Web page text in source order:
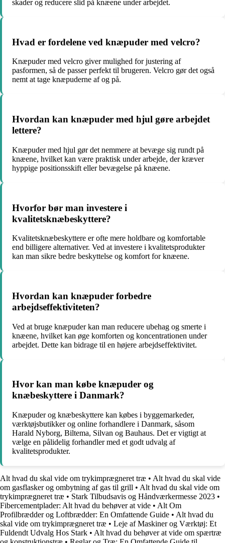
skader og reducere slid på knæene under arbejdet.
Hvad er fordelene ved knæpuder med velcro?
Knæpuder med velcro giver mulighed for justering af
pasformen, så de passer perfekt til brugeren. Velcro gør det også
nemt at tage knæpuderne af og på.
Hvordan kan knæpuder med hjul gøre arbejdet
lettere?
Knæpuder med hjul gør det nemmere at bevæge sig rundt på
knæene, hvilket kan være praktisk under arbejde, der kræver
hyppige positionsskift eller bevægelse på knæene.
Hvorfor bør man investere i
kvalitetsknæbeskyttere?
Kvalitetsknæbeskyttere er ofte mere holdbare og komfortable
end billigere alternativer. Ved at investere i kvalitetsprodukter
kan man sikre bedre beskyttelse og komfort for knæene.
Hvordan kan knæpuder forbedre
arbejdseffektiviteten?
Ved at bruge knæpuder kan man reducere ubehag og smerte i
knæene, hvilket kan øge komforten og koncentrationen under
arbejdet. Dette kan bidrage til en højere arbejdseffektivitet.
Hvor kan man købe knæpuder og
knæbeskyttere i Danmark?
Knæpuder og knæbeskyttere kan købes i byggemarkeder,
værktøjsbutikker og online forhandlere i Danmark, såsom
Harald Nyborg, Biltema, Silvan og Bauhaus. Det er vigtigt at
vælge en pålidelig forhandler med et godt udvalg af
kvalitetsprodukter.
Alt hvad du skal vide om trykimprægneret træ • Alt hvad du skal vide
om gasflasker og ombytning af gas til grill • Alt hvad du skal vide om
trykimprægneret træ • Stark Tilbudsavis og Håndværkermesse 2023 •
Fibercementplader: Alt hvad du behøver at vide • Alt Om
Profilbrædder og Loftbrædder: En Omfattende Guide • Alt hvad du
skal vide om trykimprægneret træ • Leje af Maskiner og Værktøj: Et
Fuldendt Udvalg Hos Stark • Alt hvad du behøver at vide om spærtræ